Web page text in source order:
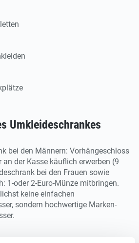
Umkleideschrankes
bei den Männern: Vorhängeschloss
an der Kasse käuflich erwerben (9
bei den Frauen sowie
1-oder 2-Euro-Münze mitbringen.
keine einfachen
sondern hochwertige Marken-